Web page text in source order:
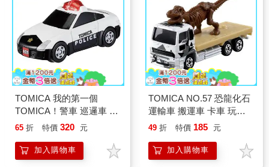
TOMICA 我的第一個
TOMICA！警車 巡邏車 玩
具車 多美小汽車
65 折 特價 320 元
加入購物車
TOMICA NO.57 恐龍化石
運輸車 搬運車 卡車 玩具
車 多美小汽車
49 折 特價 185 元
加入購物車